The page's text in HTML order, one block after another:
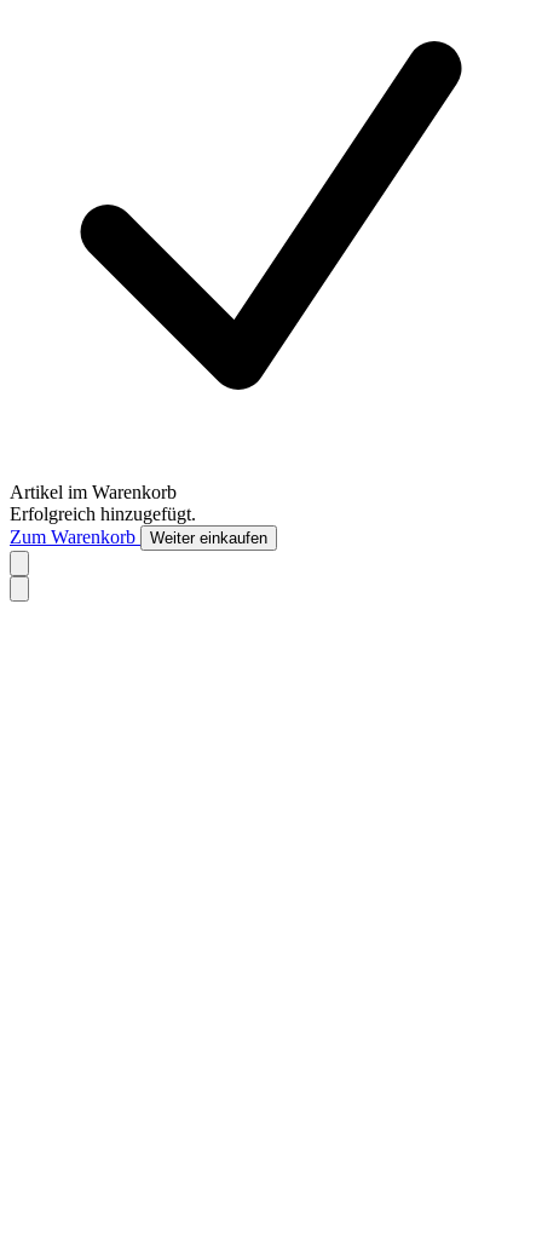
Artikel im Warenkorb
Erfolgreich hinzugefügt.
Zum Warenkorb
Weiter einkaufen